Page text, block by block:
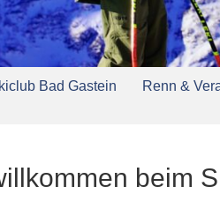
Bad Gastein Renn &
beim